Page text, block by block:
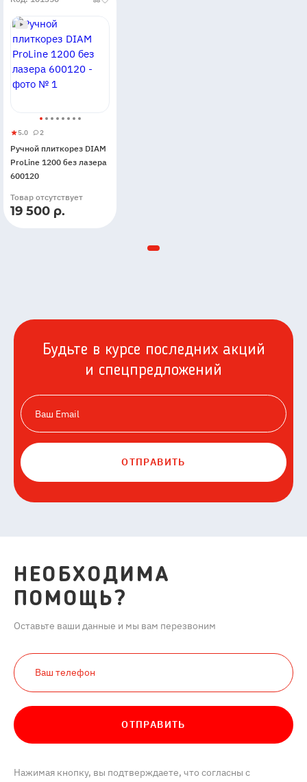
Ручной
плиткорез
DIAM
1200
без
5.0
5
2 2
Ручной плиткорез DIAM
ProLine 1200 без лазера
600120
Товар отсутствует
19 500 р.
Будьте в курсе последних акций
и спецпредложений
ОТПРАВИТЬ
НЕОБХОДИМА
ПОМОЩЬ?
Оставьте ваши данные и мы вам перезвоним
ОТПРАВИТЬ
Нажимая кнопку, вы подтверждаете, что согласны с